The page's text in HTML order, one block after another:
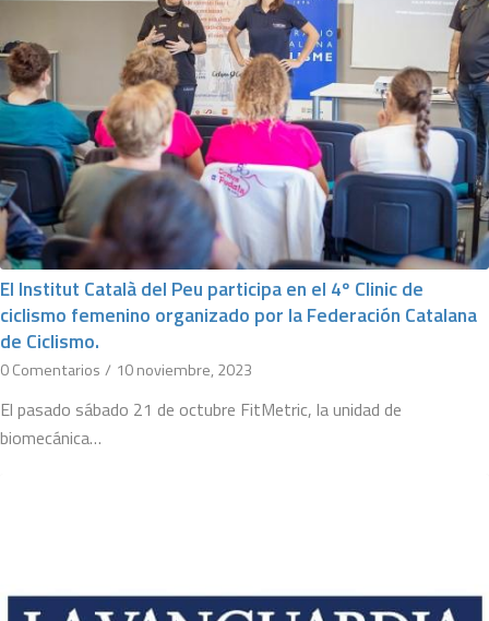
El Institut Català del Peu participa en el 4º Clinic de
ciclismo femenino organizado por la Federación Catalana
de Ciclismo.
0 Comentarios / 10 noviembre, 2023
El pasado sábado 21 de octubre FitMetric, la unidad de
biomecánica…